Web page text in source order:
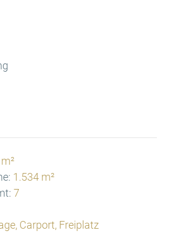
1.534 m²
7
Carport, Freiplatz